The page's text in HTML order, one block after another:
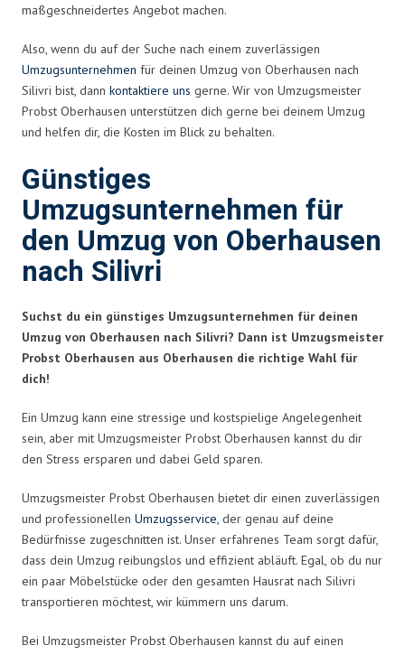
maßgeschneidertes Angebot machen.
Also, wenn du auf der Suche nach einem zuverlässigen
Umzugsunternehmen für deinen Umzug von Oberhausen nach
Silivri bist, dann kontaktiere uns gerne. Wir von Umzugsmeister
Probst Oberhausen unterstützen dich gerne bei deinem Umzug
und helfen dir, die Kosten im Blick zu behalten.
Günstiges
Umzugsunternehmen für
den Umzug von Oberhausen
nach Silivri
Suchst du ein günstiges Umzugsunternehmen für deinen
Umzug von Oberhausen nach Silivri? Dann ist Umzugsmeister
Probst Oberhausen aus Oberhausen die richtige Wahl für
dich!
Ein Umzug kann eine stressige und kostspielige Angelegenheit
sein, aber mit Umzugsmeister Probst Oberhausen kannst du dir
den Stress ersparen und dabei Geld sparen.
Umzugsmeister Probst Oberhausen bietet dir einen zuverlässigen
und professionellen Umzugsservice, der genau auf deine
Bedürfnisse zugeschnitten ist. Unser erfahrenes Team sorgt dafür,
dass dein Umzug reibungslos und effizient abläuft. Egal, ob du nur
ein paar Möbelstücke oder den gesamten Hausrat nach Silivri
transportieren möchtest, wir kümmern uns darum.
Bei Umzugsmeister Probst Oberhausen kannst du auf einen